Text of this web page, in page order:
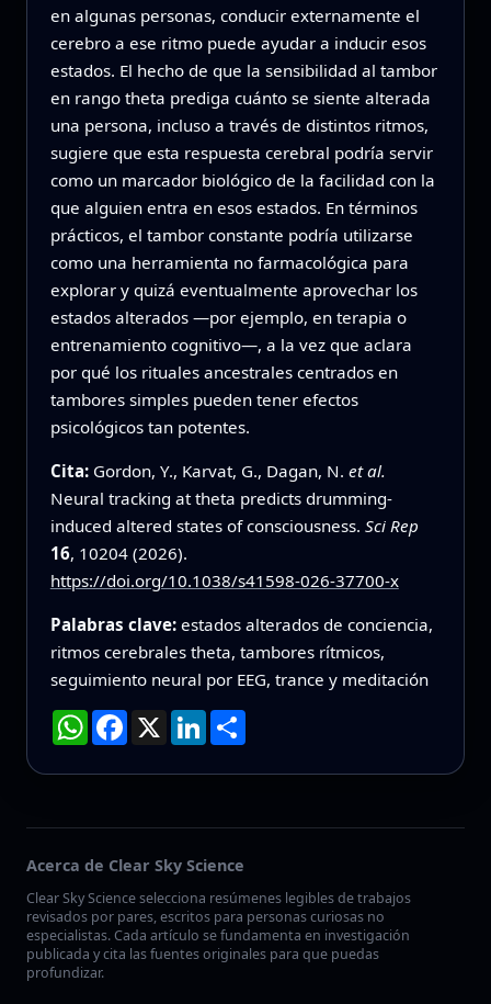
en algunas personas, conducir externamente el
cerebro a ese ritmo puede ayudar a inducir esos
estados. El hecho de que la sensibilidad al tambor
en rango theta prediga cuánto se siente alterada
una persona, incluso a través de distintos ritmos,
sugiere que esta respuesta cerebral podría servir
como un marcador biológico de la facilidad con la
que alguien entra en esos estados. En términos
prácticos, el tambor constante podría utilizarse
como una herramienta no farmacológica para
explorar y quizá eventualmente aprovechar los
estados alterados —por ejemplo, en terapia o
entrenamiento cognitivo—, a la vez que aclara
por qué los rituales ancestrales centrados en
tambores simples pueden tener efectos
psicológicos tan potentes.
Cita: Gordon, Y., Karvat, G., Dagan, N. et al.
Neural tracking at theta predicts drumming-
induced altered states of consciousness. Sci Rep
16, 10204 (2026).
https://doi.org/10.1038/s41598-026-37700-x
Palabras clave: estados alterados de conciencia,
ritmos cerebrales theta, tambores rítmicos,
seguimiento neural por EEG, trance y meditación
WhatsApp
Facebook
X LinkedInCompartir
Acerca de Clear Sky Science
Clear Sky Science selecciona resúmenes legibles de trabajos
revisados por pares, escritos para personas curiosas no
especialistas. Cada artículo se fundamenta en investigación
publicada y cita las fuentes originales para que puedas
profundizar.